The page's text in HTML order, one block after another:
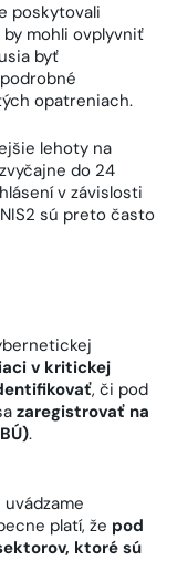
poskytovali
mohli ovplyvniť
byť
opatreniach.
lehoty na
do 24
v závislosti
sú preto často
v kritickej
, či pod
zaregistrovať na
.
platí, že pod
ktoré sú